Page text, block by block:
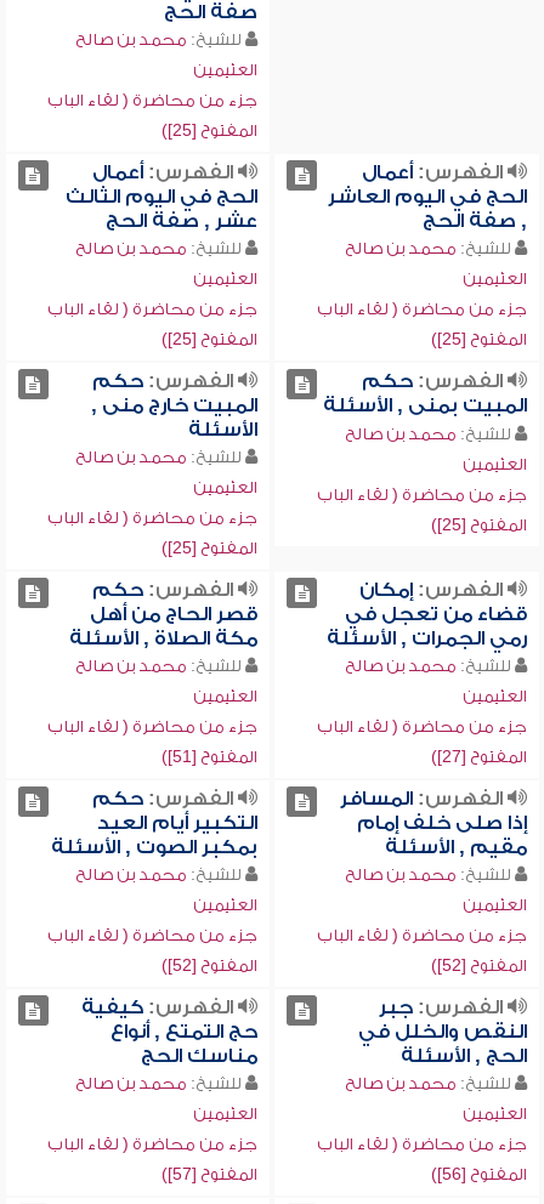
صفة الحج
للشيخ: محمد بن صالح
العثيمين
جزء من محاضرة ( لقاء الباب
المفتوح [25])
الفهرس:أعمال
الحج في اليوم العاشر
, صفة الحج
للشيخ: محمد بن صالح
العثيمين
جزء من محاضرة ( لقاء الباب
المفتوح [25])
الفهرس:أعمال
الحج في اليوم الثالث
عشر , صفة الحج
للشيخ: محمد بن صالح
العثيمين
جزء من محاضرة ( لقاء الباب
المفتوح [25])
الفهرس:حكم
المبيت بمنى , الأسئلة
للشيخ: محمد بن صالح
العثيمين
جزء من محاضرة ( لقاء الباب
المفتوح [25])
الفهرس:حكم
المبيت خارج منى ,
الأسئلة
للشيخ: محمد بن صالح
العثيمين
جزء من محاضرة ( لقاء الباب
المفتوح [25])
الفهرس:إمكان
قضاء من تعجل في
رمي الجمرات , الأسئلة
للشيخ: محمد بن صالح
العثيمين
جزء من محاضرة ( لقاء الباب
المفتوح [27])
الفهرس:حكم
قصر الحاج من أهل
مكة الصلاة , الأسئلة
للشيخ: محمد بن صالح
العثيمين
جزء من محاضرة ( لقاء الباب
المفتوح [51])
الفهرس:المسافر
إذا صلى خلف إمام
مقيم , الأسئلة
للشيخ: محمد بن صالح
العثيمين
جزء من محاضرة ( لقاء الباب
المفتوح [52])
الفهرس:حكم
التكبير أيام العيد
بمكبر الصوت , الأسئلة
للشيخ: محمد بن صالح
العثيمين
جزء من محاضرة ( لقاء الباب
المفتوح [52])
الفهرس:جبر
النقص والخلل في
الحج , الأسئلة
للشيخ: محمد بن صالح
العثيمين
جزء من محاضرة ( لقاء الباب
المفتوح [56])
الفهرس:كيفية
حج التمتع , أنواع
مناسك الحج
للشيخ: محمد بن صالح
العثيمين
جزء من محاضرة ( لقاء الباب
المفتوح [57])